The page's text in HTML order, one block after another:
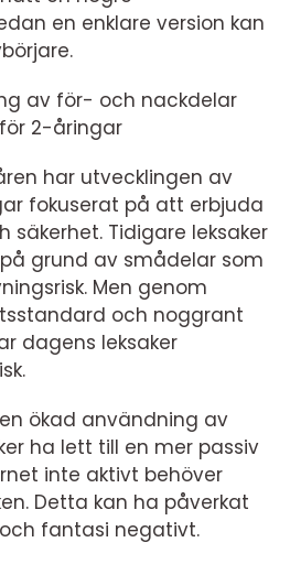
en enklare version kan
av för- och nackdelar
2-åringar
har utvecklingen av
fokuserat på att erbjuda
Tidigare leksaker
grund av smådelar som
Men genom
och noggrant
dagens leksaker
ökad användning av
ha lett till en mer passiv
inte aktivt behöver
Detta kan ha påverkat
fantasi negativt.